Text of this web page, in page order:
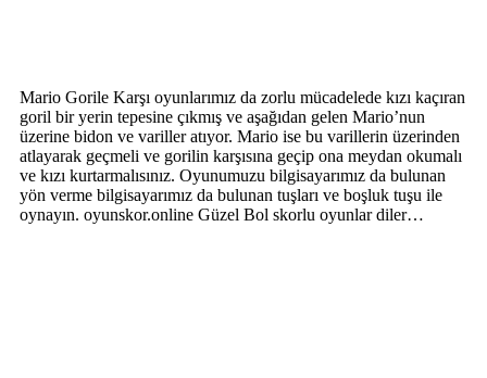
Mario Gorile Karşı oyunlarımız da zorlu mücadelede kızı kaçıran
goril bir yerin tepesine çıkmış ve aşağıdan gelen Mario’nun
üzerine bidon ve variller atıyor. Mario ise bu varillerin üzerinden
atlayarak geçmeli ve gorilin karşısına geçip ona meydan okumalı
ve kızı kurtarmalısınız. Oyunumuzu bilgisayarımız da bulunan
yön verme bilgisayarımız da bulunan tuşları ve boşluk tuşu ile
oynayın. oyunskor.online Güzel Bol skorlu oyunlar diler…